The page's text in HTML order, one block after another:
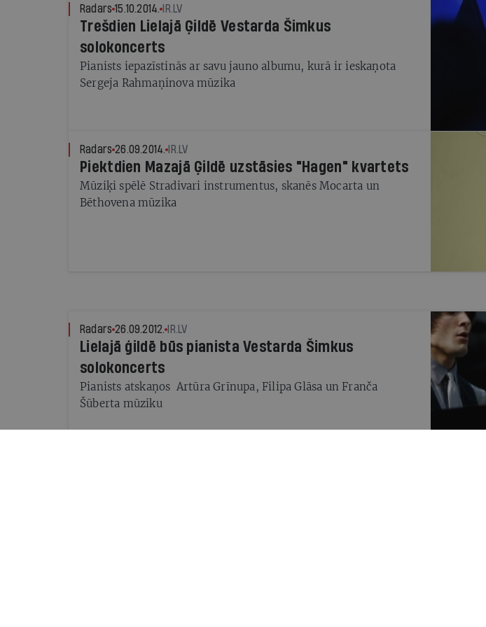
Radars 15.10.2014. IR.LV
Trešdien Lielajā Ģildē Vestarda Šimkus
solokoncerts
Pianists iepazīstinās ar savu jauno albumu, kurā ir ieskaņota
Sergeja Rahmaņinova mūzika
Radars 26.09.2014. IR.LV
Piektdien Mazajā Ģildē uzstāsies "Hagen" kvartets
Mūziķi spēlē Stradivari instrumentus, skanēs Mocarta un
Bēthovena mūzika
Radars 26.09.2012. IR.LV
Lielajā ģildē būs pianista Vestarda Šimkus
solokoncerts
Pianists atskaņos Artūra Grīnupa, Filipa Glāsa un Franča
Šūberta mūziku